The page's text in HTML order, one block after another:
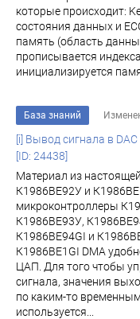
которые происходит:
состояния данных и
память (область
прописывается
инициализируется
База знаний
[i] Вывод сигнала в
[ID: 24438]
Материал из
К1986ВЕ92У и
микроконтроллеры
К1986ВЕ93У,
К1986ВЕ94GI и
К1986ВЕ1GI DMA
ЦАП. Для того чтобы
сигнала, значения
по каким-то
используется...